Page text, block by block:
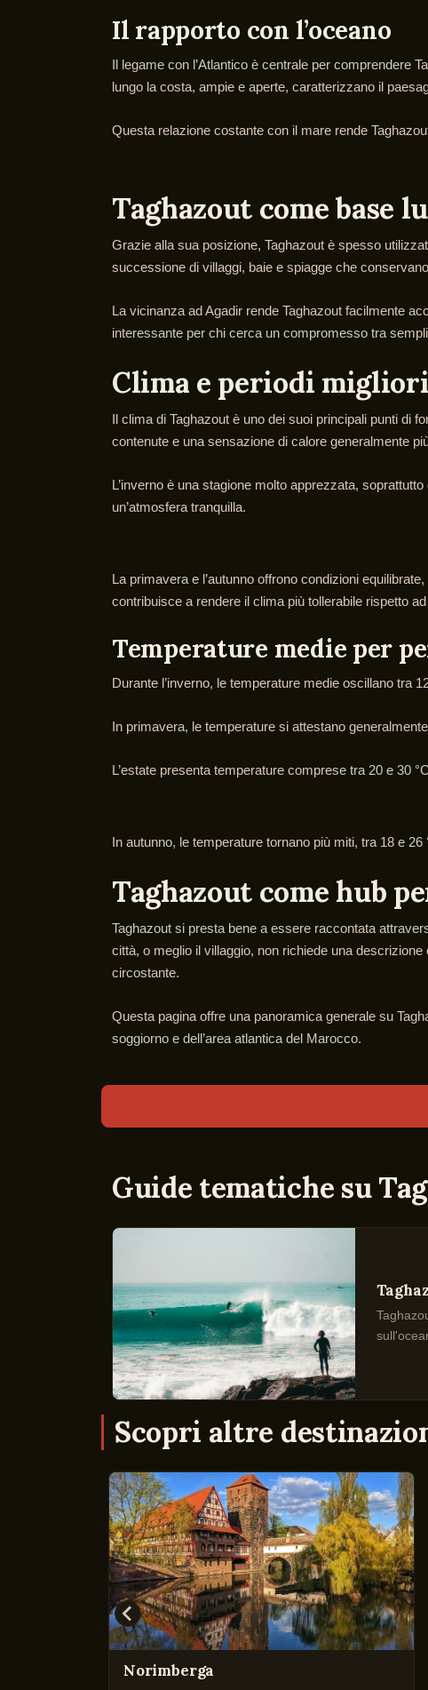
Il rapporto con l’oceano
Il legame con l’Atlantico è centrale per comprendere
lungo la costa, ampie e aperte, caratterizzano il
Questa relazione costante con il mare rende
Taghazout come base
Grazie alla sua posizione, Taghazout è spesso
successione di villaggi, baie e spiagge che
La vicinanza ad Agadir rende Taghazout facilmente
interessante per chi cerca un compromesso tra
Clima e periodi
Il clima di Taghazout è uno dei suoi principali punti di
contenute e una sensazione di calore generalmente
L’inverno è una stagione molto apprezzata,
un’atmosfera tranquilla.
La primavera e l’autunno offrono condizioni
contribuisce a rendere il clima più tollerabile rispetto
Temperature medie per
Durante l’inverno, le temperature medie oscillano tra
In primavera, le temperature si attestano
L’estate presenta temperature comprese tra 20 e 30
In autunno, le temperature tornano più miti, tra 18 e
Taghazout come hub
Taghazout si presta bene a essere raccontata
città, o meglio il villaggio, non richiede una
circostante.
Questa pagina offre una panoramica generale su
soggiorno e dell’area atlantica del Marocco.
Guide tematiche su
Scopri altre
Norimberga